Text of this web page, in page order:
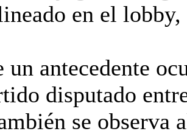
en el
un antecedente
disputado
se observa